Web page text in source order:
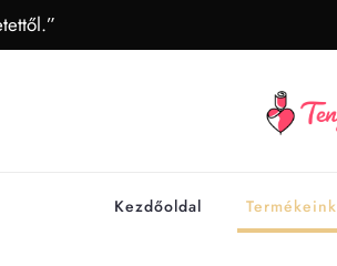
Kezdőoldal Termékeink